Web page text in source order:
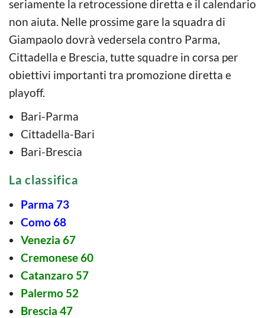
seriamente la retrocessione diretta e il calendario
non aiuta. Nelle prossime gare la squadra di
Giampaolo dovrà vedersela contro Parma,
Cittadella e Brescia, tutte squadre in corsa per
obiettivi importanti tra promozione diretta e
playoff.
Bari-Parma
Cittadella-Bari
Bari-Brescia
La classifica
Parma 73
Como 68
Venezia 67
Cremonese 60
Catanzaro 57
Palermo 52
Brescia 47